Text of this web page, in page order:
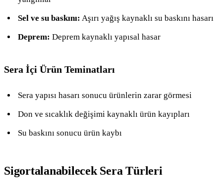
Sel ve su baskını: Aşırı yağış kaynaklı su baskını hasarı
Deprem: Deprem kaynaklı yapısal hasar
Sera İçi Ürün Teminatları
Sera yapısı hasarı sonucu ürünlerin zarar görmesi
Don ve sıcaklık değişimi kaynaklı ürün kayıpları
Su baskını sonucu ürün kaybı
Sigortalanabilecek Sera Türleri